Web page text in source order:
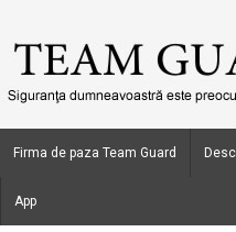
Firma de paza Team Guard
App